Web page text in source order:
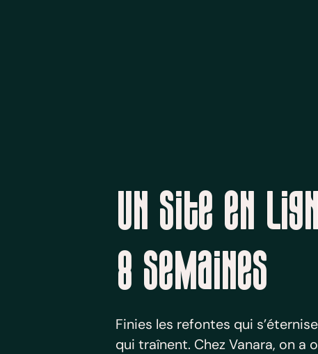
Un site en
8 semaines
Finies les refontes qui
qui traînent. Chez Vanara, on a